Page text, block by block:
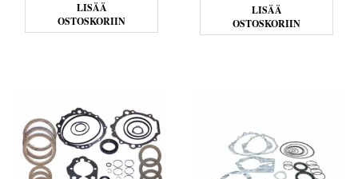
LISÄÄ
OSTOSKORIIN
LISÄÄ
OSTOSKORIIN